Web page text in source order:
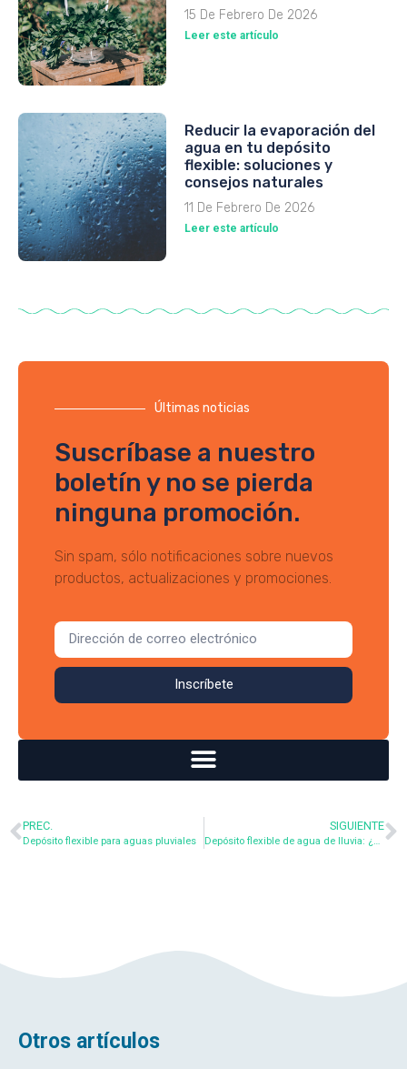
15 De Febrero De 2026
Leer este artículo
Reducir la evaporación del
agua en tu depósito
flexible: soluciones y
consejos naturales
11 De Febrero De 2026
Leer este artículo
Últimas noticias
Suscríbase a nuestro
boletín y no se pierda
ninguna promoción.
Sin spam, sólo notificaciones sobre nuevos
productos, actualizaciones y promociones.
Inscríbete
PREC.
Depósito flexible para aguas pluviales
SIGUIENTE
Depósito flexible de agua de lluvia: ¿a favor o en contra de la recogida de agua?
Otros artículos